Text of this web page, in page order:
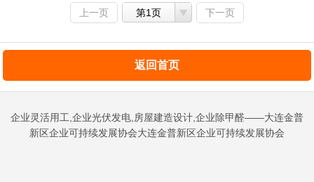
上一页 第1页 下一页
返回首页
企业灵活用工,企业光伏发电,房屋建造设计,企业除甲醛——大连金普
新区企业可持续发展协会大连金普新区企业可持续发展协会